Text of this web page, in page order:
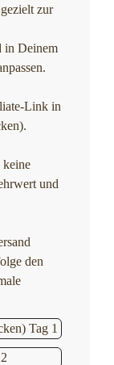
zur
in Deinem
Link in
keine
und
den
Tag 1